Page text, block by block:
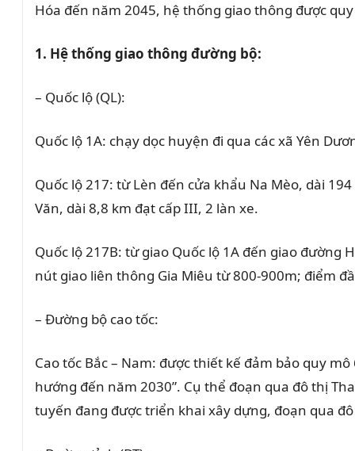
Hóa đến năm 2045, hệ thống giao thông được
1. Hệ thống giao thông đường bộ:
– Quốc lộ (QL):
Quốc lộ 1A: chạy dọc huyện đi qua các xã Yên
Quốc lộ 217: từ Lèn đến cửa khẩu Na Mèo, dài
Văn, dài 8,8 km đạt cấp III, 2 làn xe.
Quốc lộ 217B: từ giao Quốc lộ 1A đến giao
nút giao liên thông Gia Miêu từ 800-900m; điểm
– Đường bộ cao tốc:
Cao tốc Bắc – Nam: được thiết kế đảm bảo quy
hướng đến năm 2030”. Cụ thể đoạn qua đô thị
tuyến đang được triển khai xây dựng, đoạn qua